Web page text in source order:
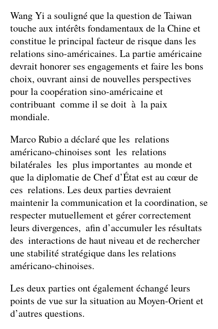
Wang Yi a souligné que la question de Taiwan
touche aux intérêts fondamentaux de la Chine et
constitue le principal facteur de risque dans les
relations sino-américaines. La partie américaine
devrait honorer ses engagements et faire les bons
choix, ouvrant ainsi de nouvelles perspectives
pour la coopération sino-américaine et
contribuant comme il se doit à la paix
mondiale.
Marco Rubio a déclaré que les relations
américano-chinoises sont les relations
bilatérales les plus importantes au monde et
que la diplomatie de Chef d’État est au cœur de
ces relations. Les deux parties devraient
maintenir la communication et la coordination, se
respecter mutuellement et gérer correctement
leurs divergences, afin d’accumuler les résultats
des interactions de haut niveau et de rechercher
une stabilité stratégique dans les relations
américano-chinoises.
Les deux parties ont également échangé leurs
points de vue sur la situation au Moyen-Orient et
d’autres questions.